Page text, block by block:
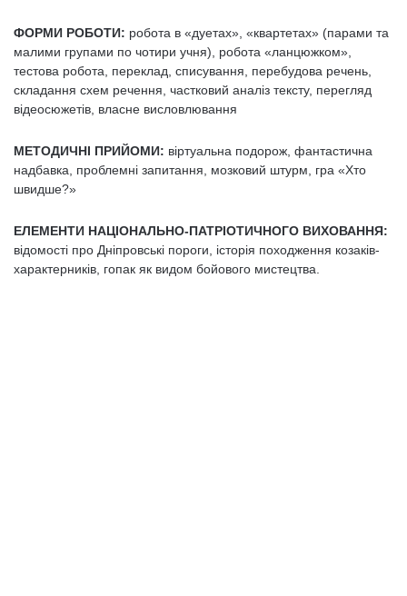
ФОРМИ РОБОТИ: робота в «дуетах», «квартетах» (парами та
малими групами по чотири учня), робота «ланцюжком»,
тестова робота, переклад, списування, перебудова речень,
складання схем речення, частковий аналіз тексту, перегляд
відеосюжетів, власне висловлювання
МЕТОДИЧНІ ПРИЙОМИ: віртуальна подорож, фантастична
надбавка, проблемні запитання, мозковий штурм, гра «Хто
швидше?»
ЕЛЕМЕНТИ НАЦІОНАЛЬНО-ПАТРІОТИЧНОГО ВИХОВАННЯ:
відомості про Дніпровські пороги, історія походження козаків-
характерників, гопак як видом бойового мистецтва.